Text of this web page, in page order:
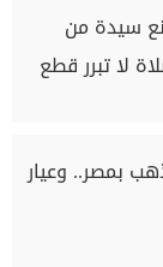
سيدة من
لا تبرر قطع
بمصر.. وعيار